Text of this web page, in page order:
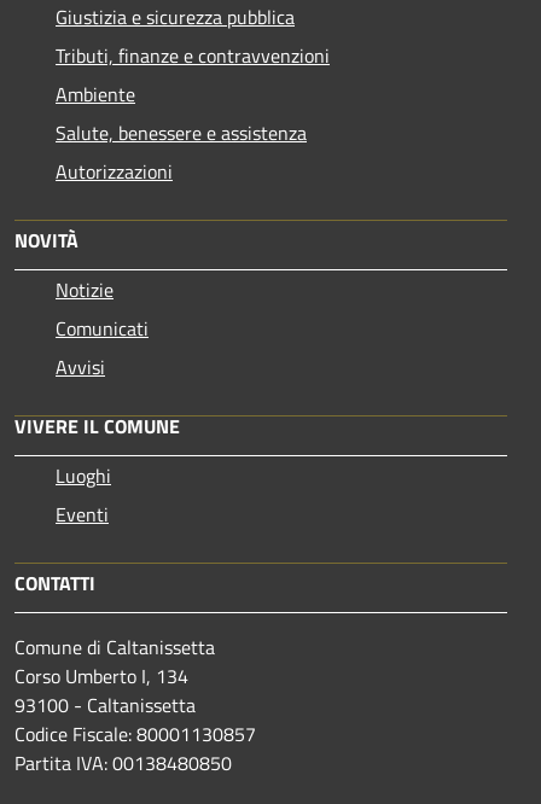
Giustizia e sicurezza pubblica
Tributi, finanze e contravvenzioni
Ambiente
Salute, benessere e assistenza
Autorizzazioni
NOVITÀ
Notizie
Comunicati
Avvisi
VIVERE IL COMUNE
Luoghi
Eventi
CONTATTI
Comune di Caltanissetta
Corso Umberto I, 134
93100 - Caltanissetta
Codice Fiscale: 80001130857
Partita IVA: 00138480850